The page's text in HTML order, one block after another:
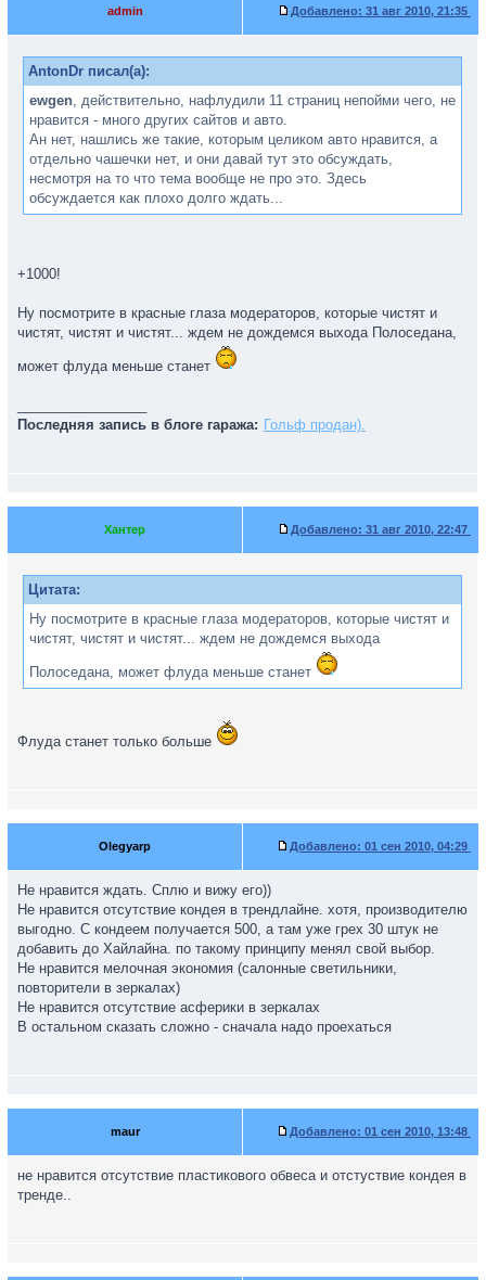
admin Добавлено: 31 авг 2010, 21:35
AntonDr писал(а):
ewgen, действительно, нафлудили 11 страниц непойми чего, не
нравится - много других сайтов и авто.
Ан нет, нашлись же такие, которым целиком авто нравится, а
отдельно чашечки нет, и они давай тут это обсуждать,
несмотря на то что тема вообще не про это. Здесь
обсуждается как плохо долго ждать...
+1000!
Ну посмотрите в красные глаза модераторов, которые чистят и
чистят, чистят и чистят... ждем не дождемся выхода Полоседана,
может флуда меньше станет
Последняя запись в блоге гаража: Гольф продан).
Хантер Добавлено: 31 авг 2010, 22:47
Цитата:
Ну посмотрите в красные глаза модераторов, которые чистят и
чистят, чистят и чистят... ждем не дождемся выхода
Полоседана, может флуда меньше станет
Флуда станет только больше
Olegyarp Добавлено: 01 сен 2010, 04:29
Не нравится ждать. Сплю и вижу его))
Не нравится отсутствие кондея в трендлайне. хотя, производителю
выгодно. С кондеем получается 500, а там уже грех 30 штук не
добавить до Хайлайна. по такому принципу менял свой выбор.
Не нравится мелочная экономия (салонные светильники,
повторители в зеркалах)
Не нравится отсутствие асферики в зеркалах
В остальном сказать сложно - сначала надо проехаться
maur Добавлено: 01 сен 2010, 13:48
не нравится отсутствие пластикового обвеса и отстуствие кондея в
тренде..